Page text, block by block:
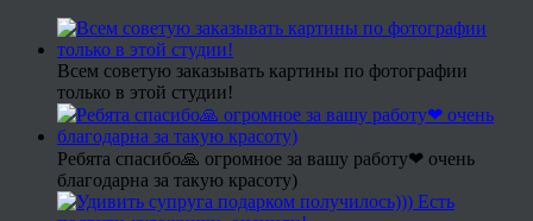
Всем советую заказывать картины по фотографии
только в этой студии!
Ребята спасибо🙏 огромное за вашу работу❤ очень
благодарна за такую красоту)